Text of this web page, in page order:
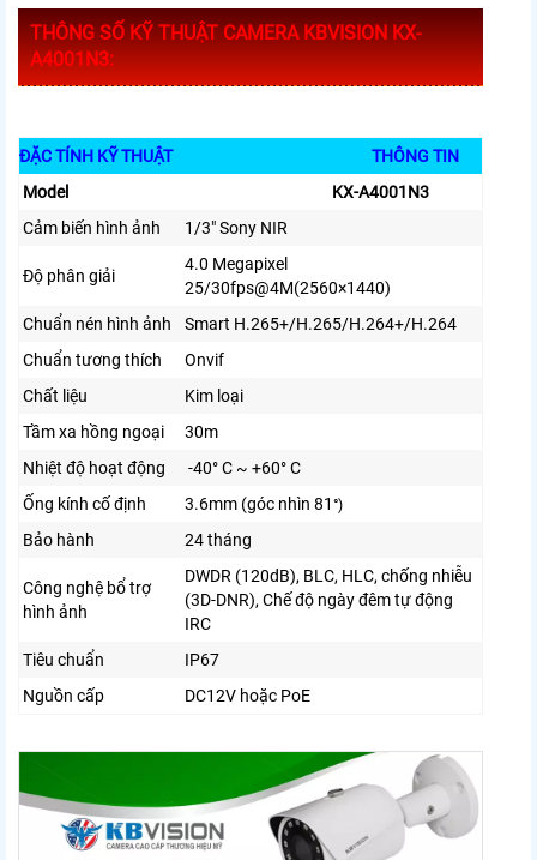
THÔNG SỐ KỸ THUẬT CAMERA KBVISION KX-
A4001N3:
ĐẶC TÍNH KỸ THUẬT
THÔNG TIN
Model
KX-A4001N3
Cảm biến hình ảnh
1/3″ Sony NIR
Độ phân giải
4.0 Megapixel
25/30fps@4M(2560×1440)
Chuẩn nén hình ảnh
Smart H.265+/H.265/H.264+/H.264
Chuẩn tương thích
Onvif
Chất liệu
Kim loại
Tầm xa hồng ngoại
30m
Nhiệt độ hoạt động
-40° C ~ +60° C
Ống kính cố định
3.6mm (góc nhìn 81 °)
Bảo hành 24 tháng
Công nghệ bổ trợ
hình ảnh
DWDR (120dB), BLC, HLC, chống nhiễu
(3D-DNR), Chế độ ngày đêm tự động
IRC
Tiêu chuẩn
IP67
Nguồn cấp
DC12V hoặc PoE